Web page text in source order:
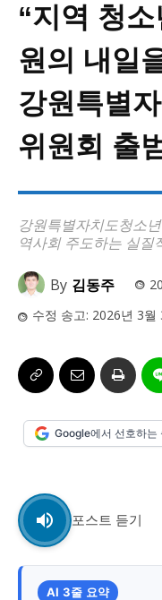
특집 기사 바로가기
사설/칼럼
제주지역
부산/울
ENG 中文
커뮤니티
자유게시판 미니
특집 기사 바로가기
사설/칼럼
제주지역
부산/울
ENG 中文
커뮤니티
자유게시판 미니
“지역 청
원의 내일
강원특별
위원회 출
강원특별자치도청소
역사회 주도하는 실질
By 김동주
수정 송고: 2026년 3월
Google에서 선호하는
포스트 듣기
AI 3줄 요약